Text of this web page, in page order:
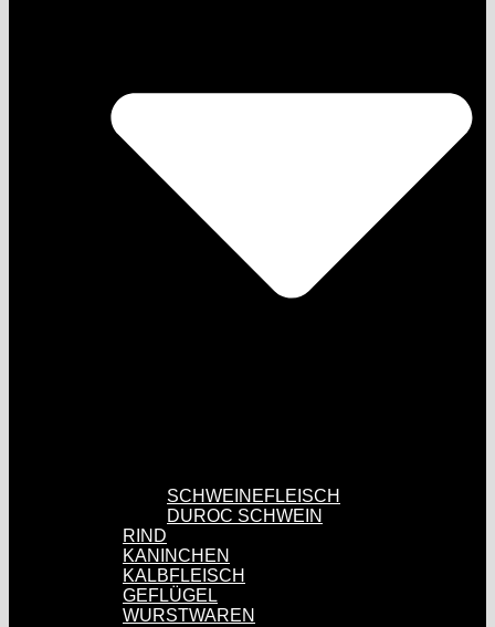
SCHWEINEFLEISCH
DUROC SCHWEIN
RIND
KANINCHEN
KALBFLEISCH
GEFLÜGEL
WURSTWAREN